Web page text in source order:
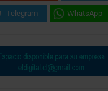
Telegram WhatsApp